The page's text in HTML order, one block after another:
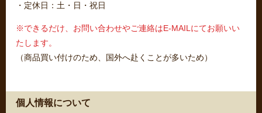
・定休日：土・日・祝日
※できるだけ、お問い合わせやご連絡はE-MAILにてお願いい
たします。
（商品買い付けのため、国外へ赴くことが多いため）
個人情報について